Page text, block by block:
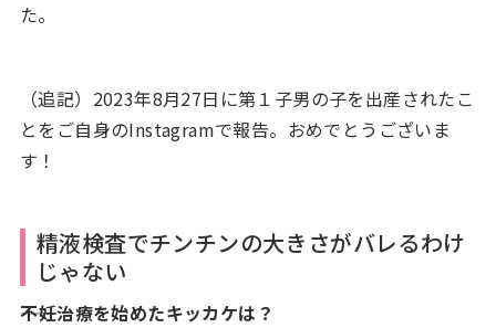
た。
（追記）2023年8月27日に第１子男の子を出産されたこ
とをご自身のInstagramで報告。おめでとうございま
す！
精液検査でチンチンの大きさがバレるわけ
じゃない
――不妊治療を始めたキッカケは？